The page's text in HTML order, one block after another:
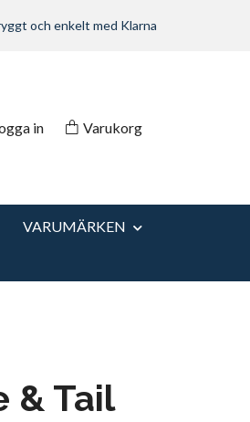
och enkelt med Klarna
in Varukorg
VARUMÄRKEN
& Tail